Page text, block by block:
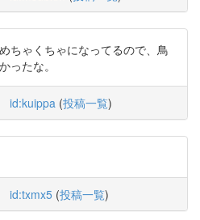
ちゃくちゃになってるので、鳥
ったな。
id:kuippa (投稿一覧)
id:txmx5 (投稿一覧)